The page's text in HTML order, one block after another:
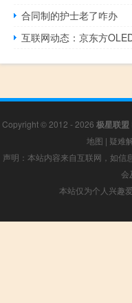
合同制的护士老了咋办
Copyright © 2012 - 2026 极星联盟
地图 | 疑难
声明：本站内容来自互联网，如信
会
本站仅为个人兴趣